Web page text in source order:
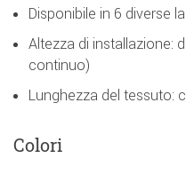
Disponibile in 6 diverse
Altezza di installazione:
continuo)
Lunghezza del tessuto:
Colori